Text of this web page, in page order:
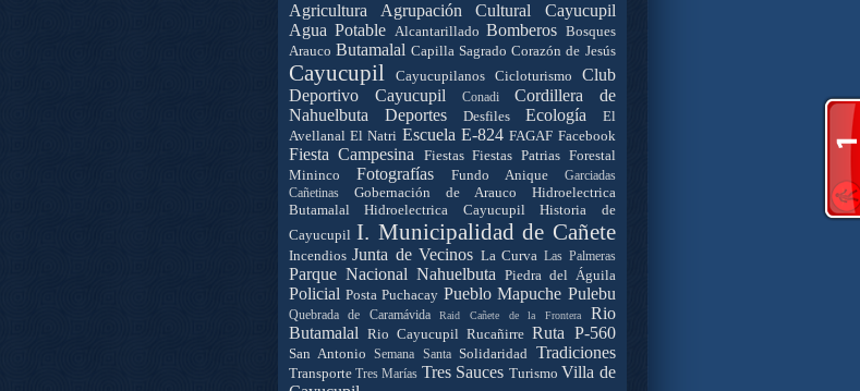
Agricultura
Agrupación Cultural Cayucupil
Agua Potable Alcantarillado Bomberos Bosques
Arauco Butamalal Capilla Sagrado Corazón de Jesús
Cayucupil Cayucupilanos Cicloturismo
Club
Deportivo Cayucupil
Conadi
Cordillera de
Nahuelbuta
Deportes Desfiles Ecología
El
Avellanal El Natri Escuela E-824 FAGAF Facebook
Fiesta Campesina Fiestas Fiestas Patrias Forestal
Mininco
Fotografías Fundo Anique
Garciadas
Cañetinas
Gobernación de Arauco
Hidroelectrica
Butamalal
Hidroelectrica Cayucupil
Historia de
Cayucupil I. Municipalidad de Cañete
Incendios Junta de Vecinos La Curva Las Palmeras
Parque Nacional Nahuelbuta Piedra del Águila
Policial Posta Puchacay Pueblo Mapuche Pulebu
Quebrada de Caramávida Raid Cañete de la Frontera
Rio
Butamalal Rio Cayucupil Rucañirre Ruta P-560
San Antonio Semana Santa Solidaridad Tradiciones
Transporte Tres Marías Tres Sauces Turismo Villa de